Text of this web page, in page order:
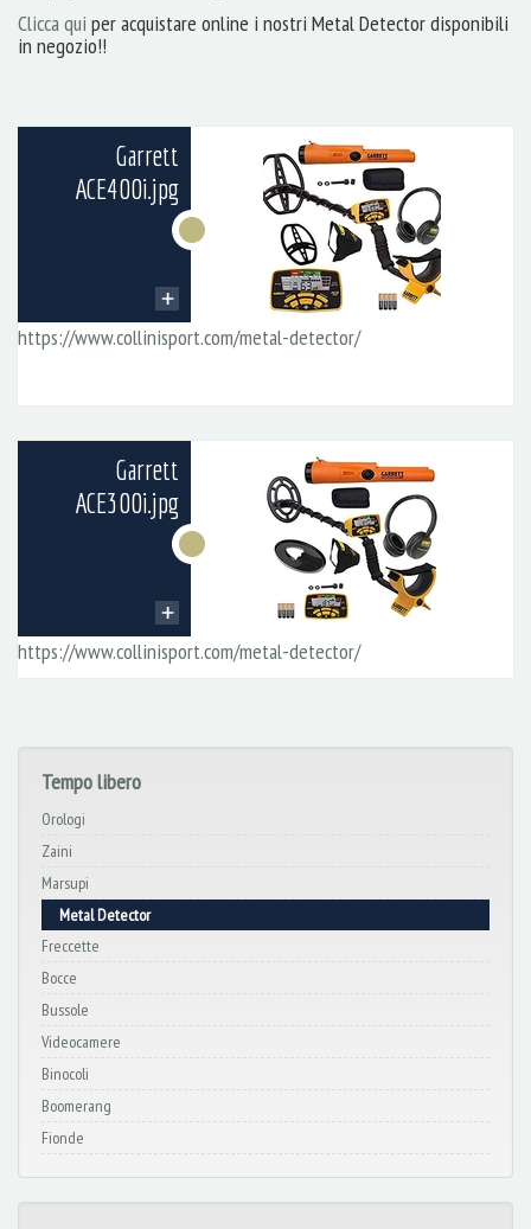
Clicca qui per acquistare online i nostri Metal Detector disponibili
in negozio!!
Garrett
ACE400i.jpg
https://www.collinisport.com/metal-detector/
Garrett
ACE300i.jpg
https://www.collinisport.com/metal-detector/
Tempo libero
Orologi
Zaini
Marsupi
Metal Detector
Freccette
Bocce
Bussole
Videocamere
Binocoli
Boomerang
Fionde